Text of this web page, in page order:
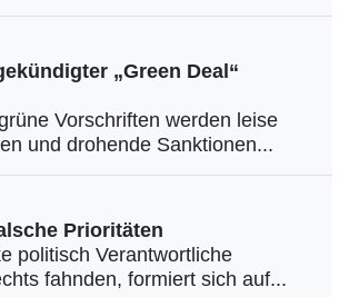
„Green Deal“
Vorschriften werden leise
und drohende Sanktionen...
Prioritäten
politisch Verantwortliche
fahnden, formiert sich auf...